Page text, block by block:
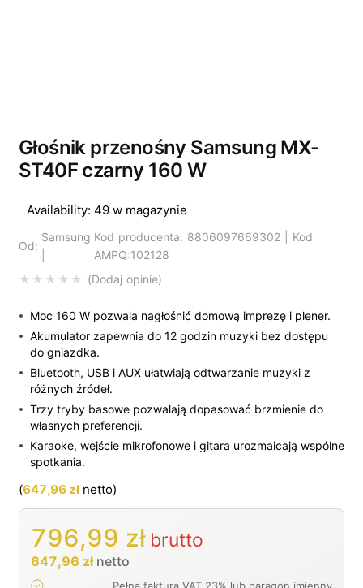
Głośnik przenośny Samsung MX-
ST40F czarny 160 W
Dodaj opinie
Availability: 49 w magazynie
Od:
Samsung Kod producenta: 8806097669302 | Kod
AMPQ:102128
Moc 160 W pozwala nagłośnić domową imprezę i plener.
Akumulator zapewnia do 12 godzin muzyki bez dostępu
do gniazdka.
Bluetooth, USB i AUX ułatwiają odtwarzanie muzyki z
różnych źródeł.
Trzy tryby basowe pozwalają dopasować brzmienie do
własnych preferencji.
Karaoke, wejście mikrofonowe i gitara urozmaicają wspólne
spotkania.
(647,96złnetto)
796,99 złbrutto
647,96 złnetto